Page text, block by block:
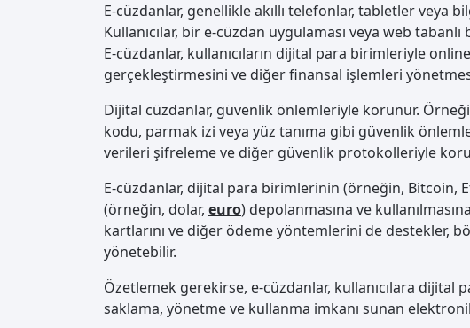
E-cüzdanlar, genellikle akıllı telefonlar, tabletler veya
Kullanıcılar, bir e-cüzdan uygulaması veya web
E-cüzdanlar, kullanıcıların dijital para birimleriyle
gerçekleştirmesini ve diğer finansal işlemleri
Dijital cüzdanlar, güvenlik önlemleriyle korunur.
kodu, parmak izi veya yüz tanıma gibi güvenlik
verileri şifreleme ve diğer güvenlik protokolleriyle
E-cüzdanlar, dijital para birimlerinin (örneğin, Bitcoin,
(örneğin, dolar, euro) depolanmasına ve
kartlarını ve diğer ödeme yöntemlerini de destekler,
yönetebilir.
Özetlemek gerekirse, e-cüzdanlar, kullanıcılara
saklama, yönetme ve kullanma imkanı sunan